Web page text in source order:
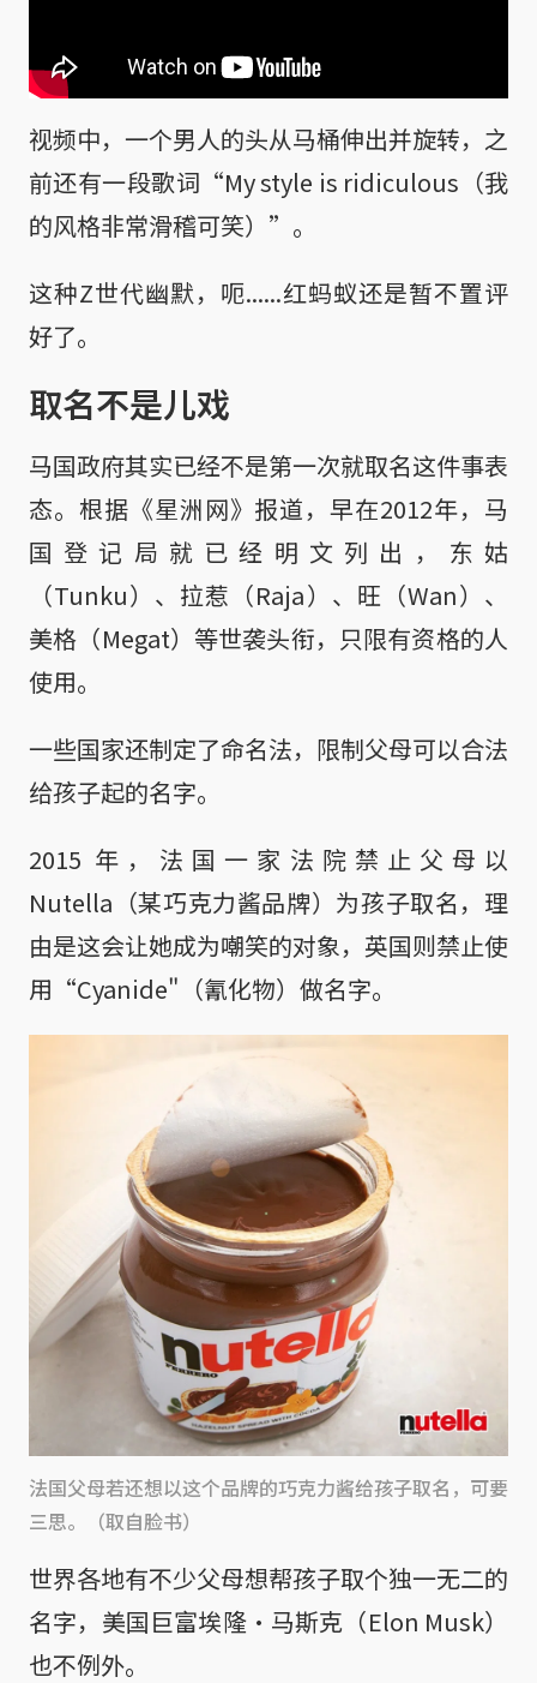
视频中，一个男人的头从马桶伸出并旋转，之
前还有一段歌词“My style is ridiculous（我
的风格非常滑稽可笑）”。
这种Z世代幽默，呃......红蚂蚁还是暂不置评
好了。
取名不是儿戏
马国政府其实已经不是第一次就取名这件事表
态。根据《星洲网》报道，早在2012年，马
国登记局就已经明文列出，东姑
（Tunku）、拉惹（Raja）、旺（Wan）、
美格（Megat）等世袭头衔，只限有资格的人
使用。
一些国家还制定了命名法，限制父母可以合法
给孩子起的名字。
2015 年，法国一家法院禁止父母以
Nutella（某巧克力酱品牌）为孩子取名，理
由是这会让她成为嘲笑的对象，英国则禁止使
用“Cyanide"（氰化物）做名字。
法国父母若还想以这个品牌的巧克力酱给孩子取名，可要
三思。（取自脸书）
世界各地有不少父母想帮孩子取个独一无二的
名字，美国巨富埃隆·马斯克（Elon Musk）
也不例外。